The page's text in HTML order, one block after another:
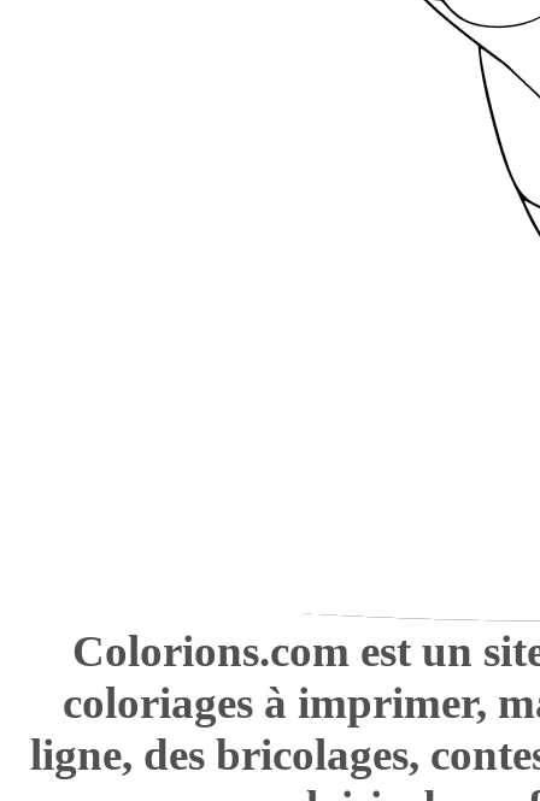
Colorions.com est un
coloriages à imprimer,
ligne, des bricolages,